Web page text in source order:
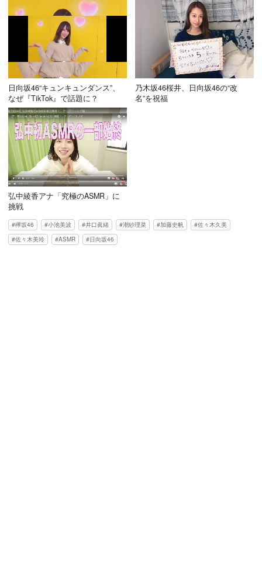
日向坂46“キュンキュンダンス”、
なぜ『TikTok』で話題に？
乃木坂46桜井、日向坂46の“改
名”を祝福
弘中綾香アナ「究極のASMR」に
挑戦
欅坂46 小池美波 井口眞緒 潮紗理菜 加藤史帆
佐々木久美
佐々木美玲
ASMR 日向坂46